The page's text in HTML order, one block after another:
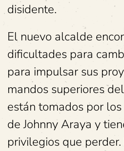
disidente.
El nuevo alcalde
dificultades para
para impulsar sus
mandos superiores
están tomados por
de Johnny Araya y
privilegios que